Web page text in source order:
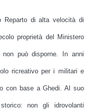
Reparto di alta velocità di
proprietà del Ministero
può disporne. In anni
ricreativo per i militari e
con base a Ghedi. Al suo
non gli idrovolanti